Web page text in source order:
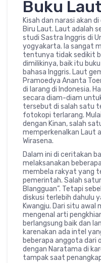
Buku
Kisah dan narasi akan
Biru Laut. Laut adalah
studi Sastra Inggris di
yogyakarta. Ia sangat
tentunya tidak sedikit
dimilikinya, baik itu
bahasa Inggris. Laut
Pramoedya Ananta
di larang di Indonesia.
secara diam-diam
tersebut di salah satu
fotokopi terlarang.
dengan Kinan, salah
memperkenalkan Laut
Wirasena.
Dalam ini di ceritakan
melaksanakan
membela rakyat yang
pemerintah. Salah
Blangguan”. Tetapi
diskusi terlebih dahulu
Kwangju. Dari situ
mengenal arti
berlangsung baik dan
karenakan ada intel
beberapa anggota dari
dengan Naratama di
tampak saat